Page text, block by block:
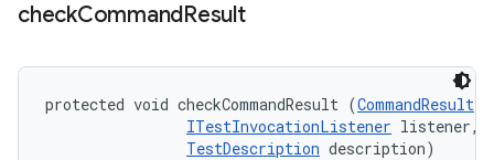
checkCommandResult
protected void checkCommandResult (CommandResult
ITestInvocationListener listener,
TestDescription description)